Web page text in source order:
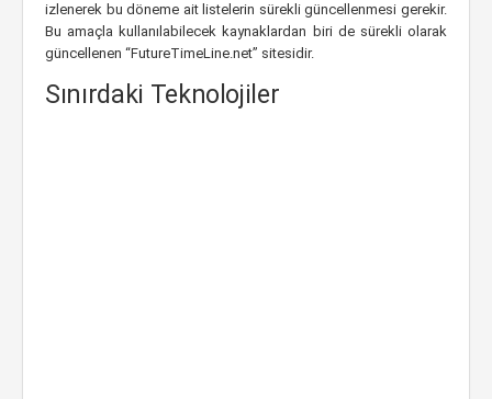
izlenerek bu döneme ait listelerin sürekli güncellenmesi gerekir.
Bu amaçla kullanılabilecek kaynaklardan biri de sürekli olarak
güncellenen “FutureTimeLine.net” sitesidir.
Sınırdaki Teknolojiler